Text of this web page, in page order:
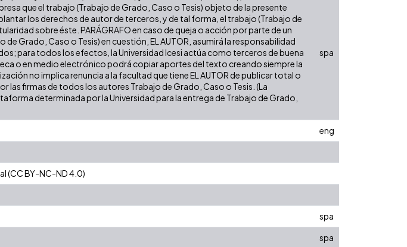
que el trabajo (Trabajo de Grado, Caso o Tesis) objeto de la presente
los derechos de autor de terceros, y de tal forma, el trabajo (Trabajo de
sobre éste. PARÁGRAFO en caso de queja o acción por parte de un
Grado, Caso o Tesis) en cuestión, EL AUTOR, asumirá la responsabilidad
para todos los efectos, la Universidad Icesi actúa como terceros de buena
o en medio electrónico podrá copiar aportes del texto creando siempre la
no implica renuncia a la facultad que tiene EL AUTOR de publicar total o
las firmas de todos los autores Trabajo de Grado, Caso o Tesis. (La
determinada por la Universidad para la entrega de Trabajo de Grado,
spa
eng
(CC BY-NC-ND 4.0)
spa
spa